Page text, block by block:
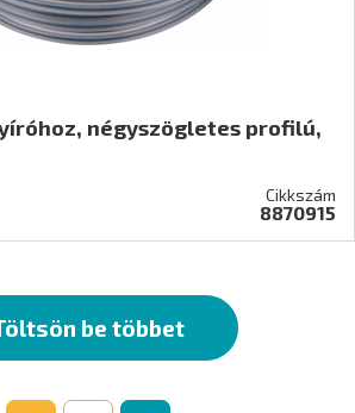
négyszögletes profilú,
Cikkszám
8870915
be többet